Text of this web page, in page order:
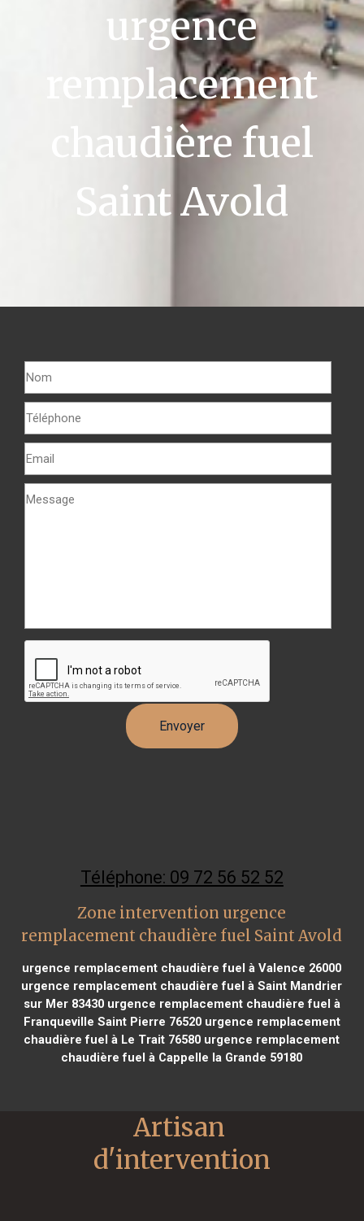
urgence
remplacement
chaudière fuel
Saint Avold
Téléphone: 09 72 56 52 52
Zone intervention urgence
remplacement chaudière fuel Saint Avold
urgence remplacement chaudière fuel à Valence 26000
urgence remplacement chaudière fuel à Saint Mandrier
sur Mer 83430urgence remplacement chaudière fuel à
Franqueville Saint Pierre 76520urgence remplacement
chaudière fuel à Le Trait 76580 urgence remplacement
chaudière fuel à Cappelle la Grande 59180
Artisan
d'intervention